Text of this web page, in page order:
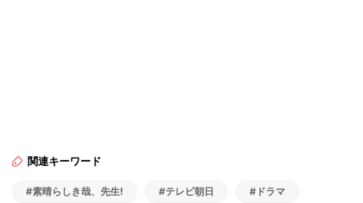
関連キーワード
#素晴らしき哉、先生! #テレビ朝日 #ドラマ